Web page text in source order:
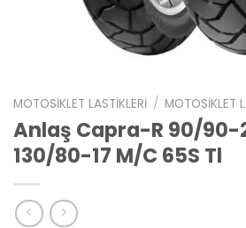
MOTOSIKLET LASTIKLERI / MOTOSIKLET
Anlaş Capra-R 90/90-
130/80-17 M/C 65S Tl